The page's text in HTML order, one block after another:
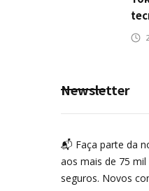
Newsletter
📬 Faça parte da
aos mais de 75
seguros. Novos